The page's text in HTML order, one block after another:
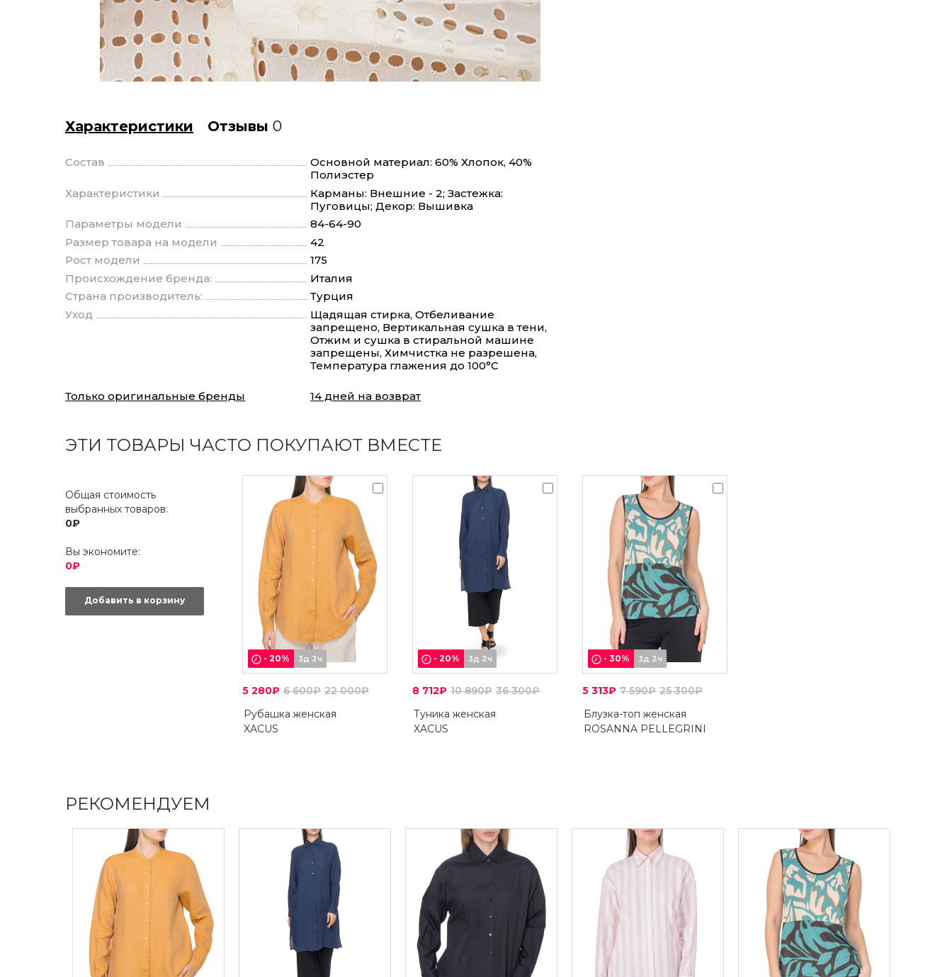
Характеристики Отзывы 0
Состав
Основной материал: 60% Хлопок, 40%
Полиэстер
Характеристики
Карманы: Внешние - 2; Застежка:
Пуговицы; Декор: Вышивка
Параметры модели
84-64-90
Размер товара на модели
42
Рост модели
175
Происхождение бренда:
Италия
Страна производитель:
Турция
Уход
Щадящая стирка, Отбеливание
запрещено, Вертикальная сушка в тени,
Отжим и сушка в стиральной машине
запрещены, Химчистка не разрешена,
Температура глажения до 100°С
Только оригинальные бренды 14 дней на возврат
ЭТИ ТОВАРЫ ЧАСТО ПОКУПАЮТ ВМЕСТЕ
Общая стоимость
выбранных товаров:
0₽
Вы экономите:
0₽
Добавить в корзину
- 20% 3д 2ч
5 280₽ 6 600₽ 22 000₽
Рубашка женская
XACUS
- 20% 3д 2ч
8 712₽ 10 890₽ 36 300₽
Туника женская
XACUS
- 30% 3д 2ч
5 313₽ 7 590₽ 25 300₽
Блузка-топ женская
ROSANNA PELLEGRINI
РЕКОМЕНДУЕМ